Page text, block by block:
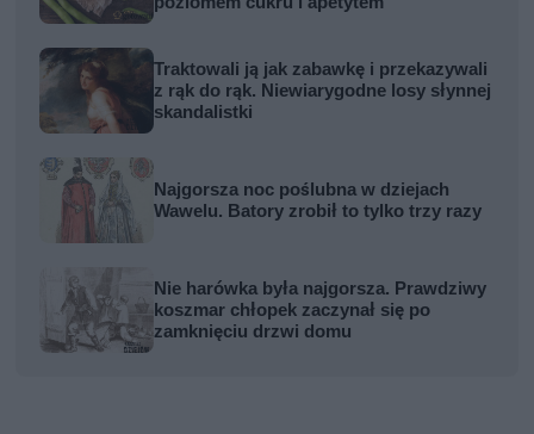
Traktowali ją jak zabawkę i przekazywali
z rąk do rąk. Niewiarygodne losy słynnej
skandalistki
Najgorsza noc poślubna w dziejach
Wawelu. Batory zrobił to tylko trzy razy
Nie harówka była najgorsza. Prawdziwy
koszmar chłopek zaczynał się po
zamknięciu drzwi domu